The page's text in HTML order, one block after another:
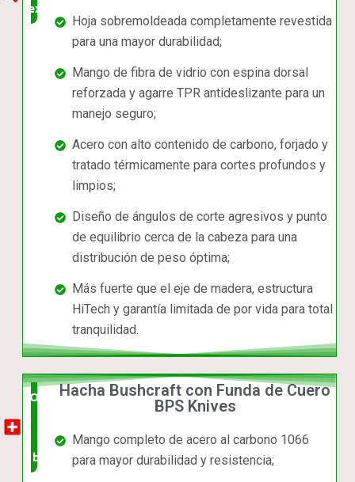
experta
Hoja sobremoldeada completamente revestida
para una mayor durabilidad;
Mango de fibra de vidrio con espina dorsal
reforzada y agarre TPR antideslizante para un
manejo seguro;
Acero con alto contenido de carbono, forjado y
tratado térmicamente para cortes profundos y
limpios;
Diseño de ángulos de corte agresivos y punto
de equilibrio cerca de la cabeza para una
distribución de peso óptima;
Más fuerte que el eje de madera, estructura
HiTech y garantía limitada de por vida para total
tranquilidad.
Opción
buena
Hacha Bushcraft con Funda de Cuero
BPS Knives
Mango completo de acero al carbono 1066
para mayor durabilidad y resistencia;